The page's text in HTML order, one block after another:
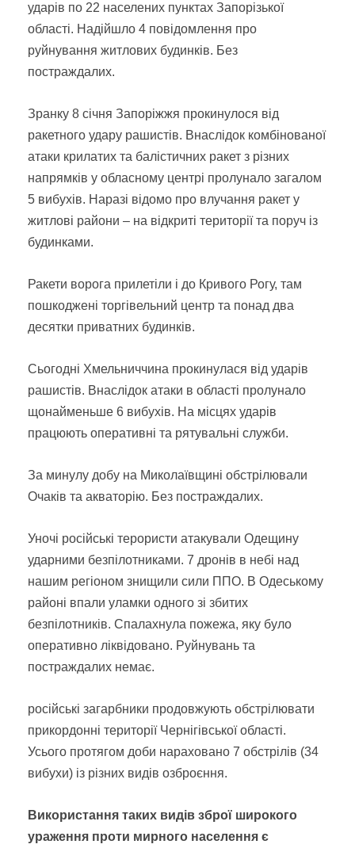
ударів по 22 населених пунктах Запорізької
області. Надійшло 4 повідомлення про
руйнування житлових будинків. Без
постраждалих.
Зранку 8 січня Запоріжжя прокинулося від
ракетного удару рашистів. Внаслідок комбінованої
атаки крилатих та балістичних ракет з різних
напрямків у обласному центрі пролунало загалом
5 вибухів. Наразі відомо про влучання ракет у
житлові райони – на відкриті території та поруч із
будинками.
Ракети ворога прилетіли і до Кривого Рогу, там
пошкоджені торгівельний центр та понад два
десятки приватних будинків.
Сьогодні Хмельниччина прокинулася від ударів
рашистів. Внаслідок атаки в області пролунало
щонайменьше 6 вибухів. На місцях ударів
працюють оперативні та рятувальні служби.
За минулу добу на Миколаївщині обстрілювали
Очаків та акваторію. Без постраждалих.
Уночі російські терористи атакували Одещину
ударними безпілотниками. 7 дронів в небі над
нашим регіоном знищили сили ППО. В Одеському
районі впали уламки одного зі збитих
безпілотників. Спалахнула пожежа, яку було
оперативно ліквідовано. Руйнувань та
постраждалих немає.
російські загарбники продовжують обстрілювати
прикордонні території Чернігівської області.
Усього протягом доби нараховано 7 обстрілів (34
вибухи) із різних видів озброєння.
Використання таких видів зброї широкого
ураження проти мирного населення є